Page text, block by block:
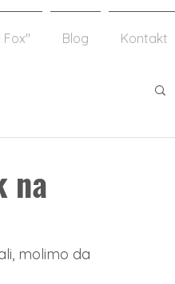
Fox" Blog Kontakt
na
molimo da